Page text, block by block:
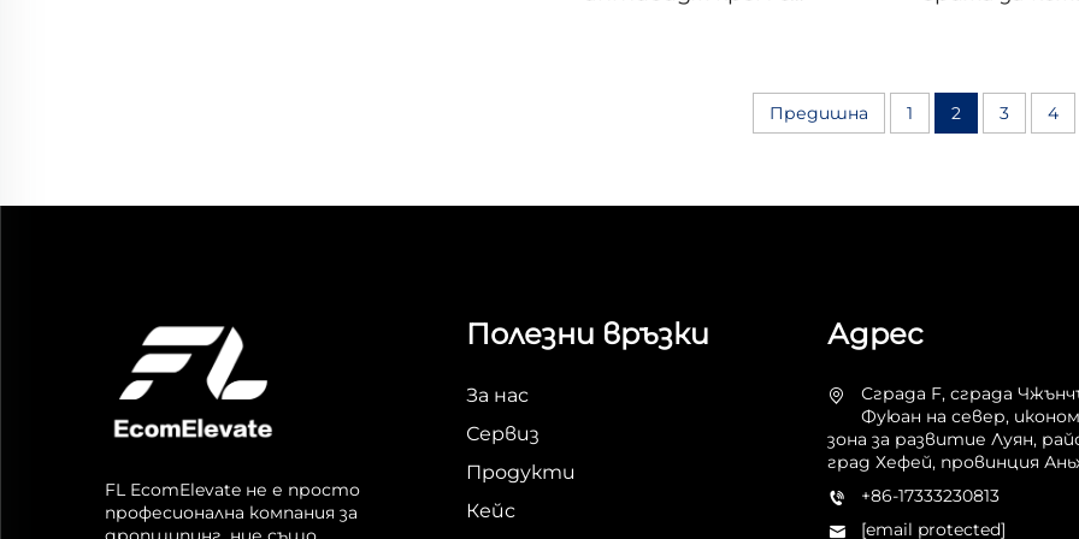
осветляващ крем с
центела, услуга за
50 мл продукт за грижа
киселина
изпълнение на
Предишна 1 2 3 4
FL EcomElevate не е просто
професионална компания за
Полезни връзки
За нас
Сервиз
Продукти
Кейс
Адрес
Сграда F, сграда
Фуюан на север,
зона за развитие Луян,
град Хефей, провинция
+86-17333230813
[email protected]